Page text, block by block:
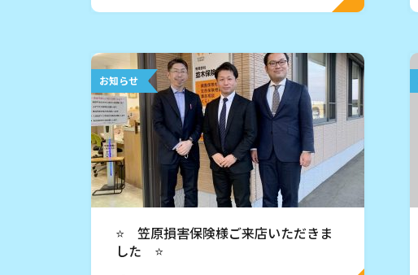
お知らせ
⭐️ 笠原損害保険様ご来店いただきま
した ⭐️